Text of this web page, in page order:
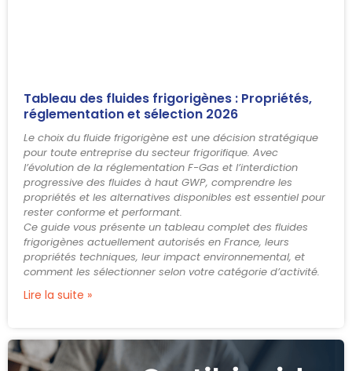
Tableau des fluides frigorigènes : Propriétés,
réglementation et sélection 2026
Le choix du fluide frigorigène est une décision stratégique
pour toute entreprise du secteur frigorifique. Avec
l’évolution de la réglementation F-Gas et l’interdiction
progressive des fluides à haut GWP, comprendre les
propriétés et les alternatives disponibles est essentiel pour
rester conforme et performant.
Ce guide vous présente un tableau complet des fluides
frigorigènes actuellement autorisés en France, leurs
propriétés techniques, leur impact environnemental, et
comment les sélectionner selon votre catégorie d’activité.
Lire la suite »